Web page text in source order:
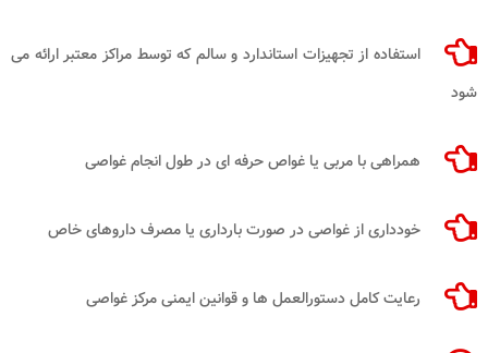
استفاده از تجهیزات استاندارد و سالم که توسط مراکز معتبر ارائه می
شود
همراهی با مربی یا غواص حرفه ای در طول انجام غواصی
خودداری از غواصی در صورت بارداری یا مصرف داروهای خاص
رعایت کامل دستورالعمل ها و قوانین ایمنی مرکز غواصی